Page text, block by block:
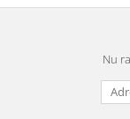
Nu